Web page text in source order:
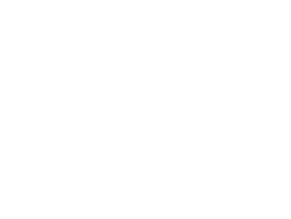
och komfort vid maskinanvändning under längre